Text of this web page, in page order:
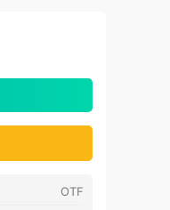
OTF